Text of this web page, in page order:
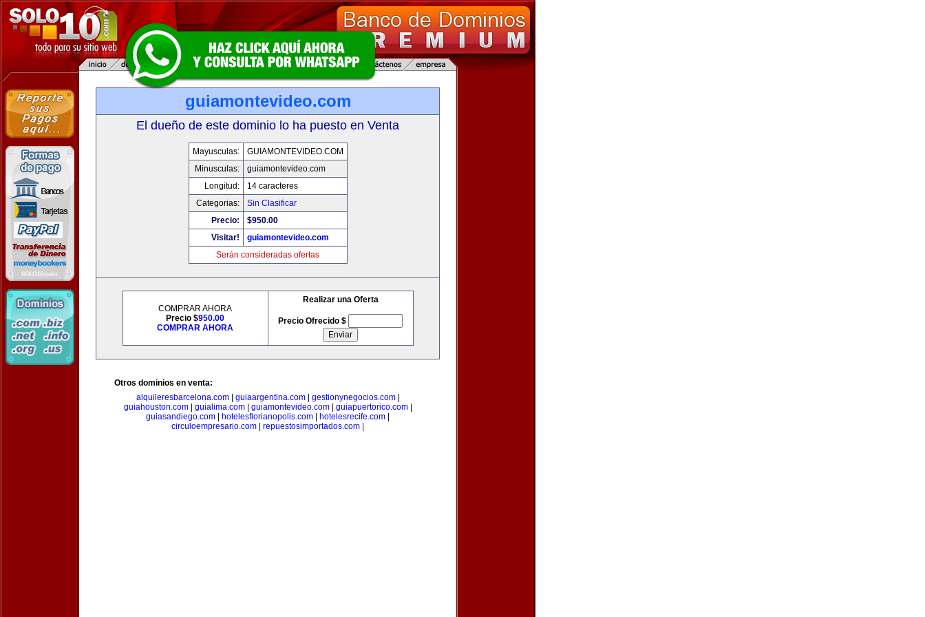
guiamontevideo.com
El dueño de este dominio lo ha puesto en Venta
Mayusculas:
GUIAMONTEVIDEO.COM
Minusculas:
guiamontevideo.com
Longitud:
14 caracteres
Categorias:
Sin Clasificar
Precio:
$950.00
Visitar!
guiamontevideo.com
Serán consideradas ofertas
COMPRAR AHORA
Precio $950.00
COMPRAR AHORA
Realizar una Oferta
Precio Ofrecido $
Otros dominios en venta:
alquileresbarcelona.com| guiaargentina.com| gestionynegocios.com|
guiahouston.com| guialima.com| guiamontevideo.com| guiapuertorico.com|
guiasandiego.com
hotelesflorianopolis.com hotelesrecife.com
circuloempresario.com
repuestosimportados.com